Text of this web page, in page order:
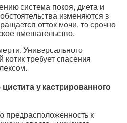
система покоя, диета и
изменяются в
отток мочи, то срочно
вмешательство.
Универсального
котик требует спасения
у кастрированного
к